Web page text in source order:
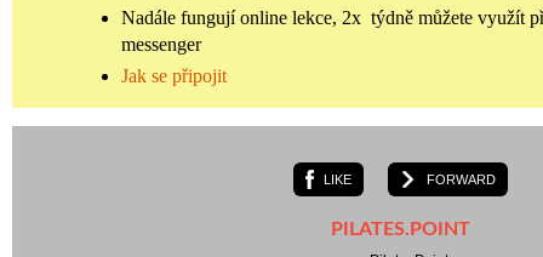
Nadále fungují online lekce, 2x týdně můžete využít
messenger
Jak se připojit
LIKE FORWARD
PILATES.POINT